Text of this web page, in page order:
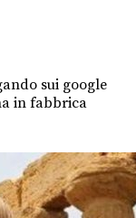
sui google
in fabbrica